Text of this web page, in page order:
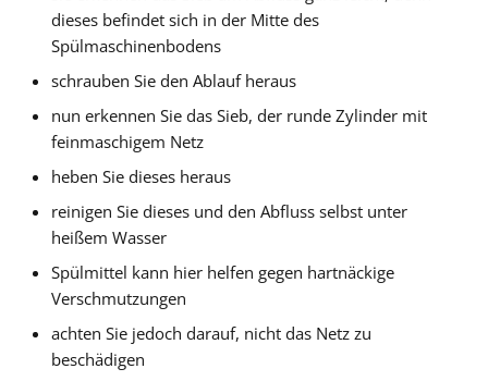
dieses befindet sich in der Mitte des
Spülmaschinenbodens
schrauben Sie den Ablauf heraus
nun erkennen Sie das Sieb, der runde Zylinder mit
feinmaschigem Netz
heben Sie dieses heraus
reinigen Sie dieses und den Abfluss selbst unter
heißem Wasser
Spülmittel kann hier helfen gegen hartnäckige
Verschmutzungen
achten Sie jedoch darauf, nicht das Netz zu
beschädigen